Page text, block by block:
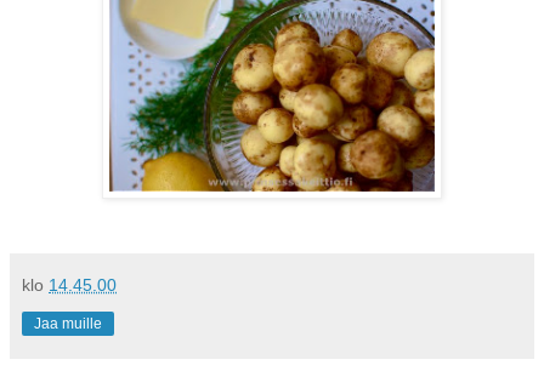
klo 14.45.00
Jaa muille